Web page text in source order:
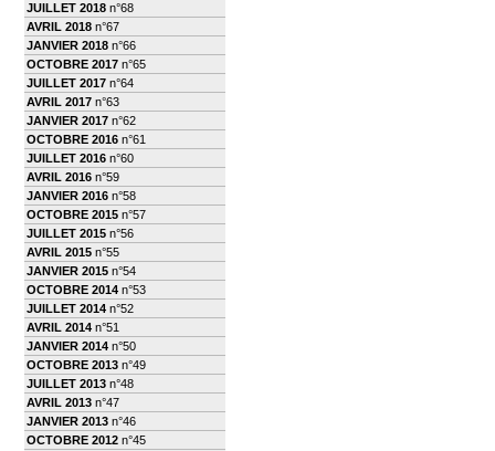
JUILLET 2018 n°68
AVRIL 2018 n°67
JANVIER 2018 n°66
OCTOBRE 2017 n°65
JUILLET 2017 n°64
AVRIL 2017 n°63
JANVIER 2017 n°62
OCTOBRE 2016 n°61
JUILLET 2016 n°60
AVRIL 2016 n°59
JANVIER 2016 n°58
OCTOBRE 2015 n°57
JUILLET 2015 n°56
AVRIL 2015 n°55
JANVIER 2015 n°54
OCTOBRE 2014 n°53
JUILLET 2014 n°52
AVRIL 2014 n°51
JANVIER 2014 n°50
OCTOBRE 2013 n°49
JUILLET 2013 n°48
AVRIL 2013 n°47
JANVIER 2013 n°46
OCTOBRE 2012 n°45